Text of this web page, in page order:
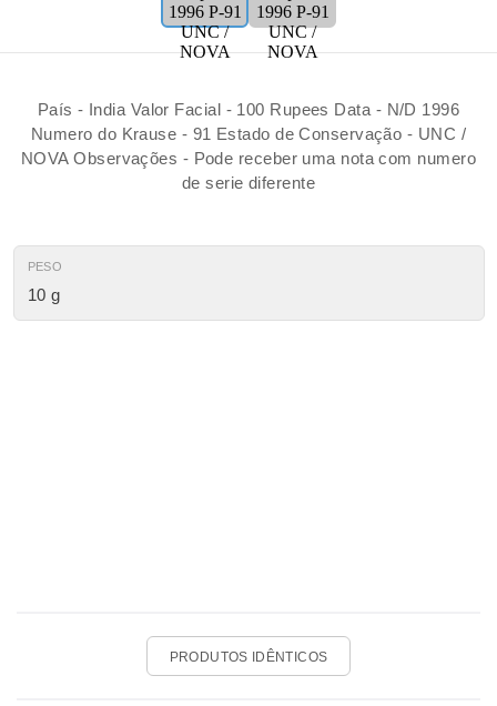
País - India Valor Facial - 100 Rupees Data - N/D 1996
Numero do Krause - 91 Estado de Conservação - UNC /
NOVA Observações - Pode receber uma nota com numero
de serie diferente
PESO
10 g
PRODUTOS IDÊNTICOS